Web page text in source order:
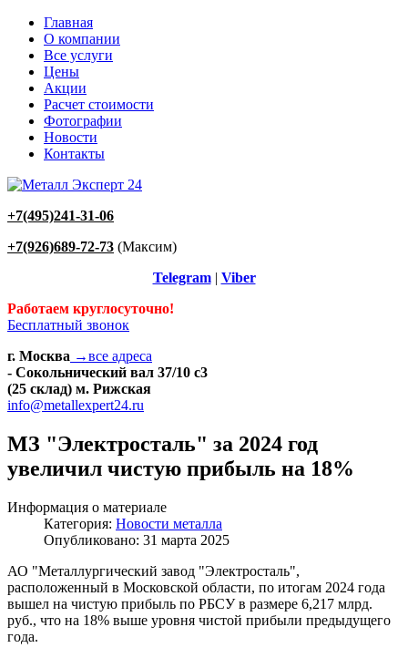
Главная
О компании
Все услуги
Цены
Акции
Расчет стоимости
Фотографии
Новости
Контакты
+7(495)241-31-06
+7(926)689-72-73 (Максим)
Telegram| Viber
Работаем круглосуточно!
Бесплатный звонок
г. Москва →все адреса
- Сокольнический вал 37/10 с3
(25 склад) м. Рижская
info@metallexpert24.ru
МЗ "Электросталь" за 2024 год
увеличил чистую прибыль на 18%
Информация о материале
Категория: Новости металла
Опубликовано: 31 марта 2025
АО "Металлургический завод "Электросталь",
расположенный в Московской области, по итогам 2024 года
вышел на чистую прибыль по РБСУ в размере 6,217 млрд.
руб., что на 18% выше уровня чистой прибыли предыдущего
года.